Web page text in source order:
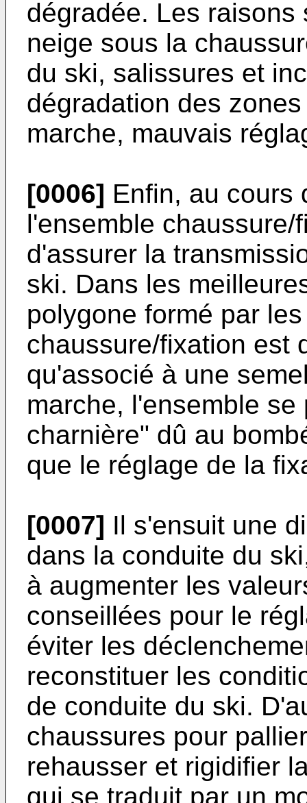
dégradée. Les
neige sous la
du ski, salissures et
dégradation des
marche, mauvais
[0006] Enfin, au cours
l'ensemble
d'assurer la
ski. Dans les
polygone formé par
chaussure/fixation est
qu'associé à une
marche, l'ensemble
charnière" dû au
que le réglage de la
[0007] Il s'ensuit une
dans la conduite du
à augmenter les
conseillées pour le
éviter les
reconstituer les
de conduite du ski.
chaussures pour
rehausser et rigidifier
qui se traduit par un